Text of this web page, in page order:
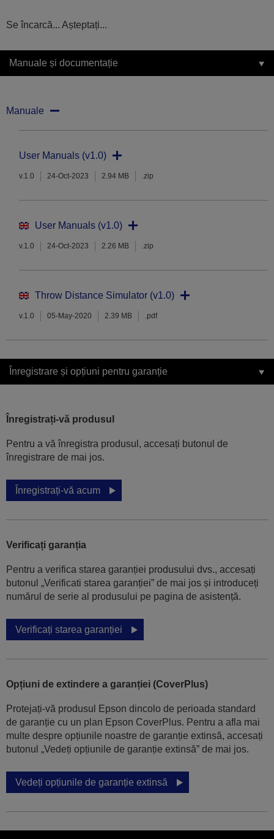
Se încarcă... Așteptați...
Manuale și documentație
Manuale
User Manuals (v1.0)
v.1.0 24-Oct-2023 2.94 MB .zip
User Manuals (v1.0)
v.1.0 24-Oct-2023 2.26 MB .zip
Throw Distance Simulator (v1.0)
v.1.0 05-May-2020 2.39 MB .pdf
Înregistrare și opțiuni pentru garanție
Înregistrați-vă produsul
Pentru a vă înregistra produsul, accesați butonul de
înregistrare de mai jos.
Înregistrați-vă acum
Verificați garanția
Pentru a verifica starea garanției produsului dvs., accesați
butonul „Verificati starea garanției” de mai jos și introduceți
numărul de serie al produsului pe pagina de asistență.
Verificați starea garanției
Opțiuni de extindere a garanției (CoverPlus)
Protejați-vă produsul Epson dincolo de perioada standard
de garanție cu un plan Epson CoverPlus. Pentru a afla mai
multe despre opțiunile noastre de garanție extinsă, accesați
butonul „Vedeți opțiunile de garanție extinsă” de mai jos.
Vedeți opțiunile de garanție extinsă